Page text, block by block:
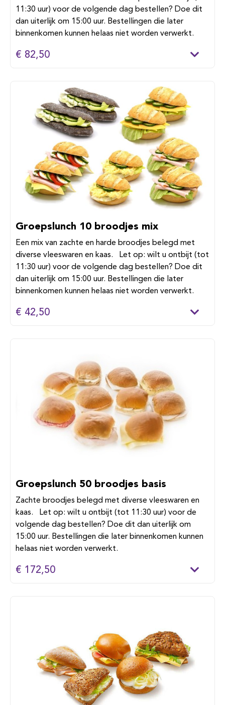
11:30 uur) voor de volgende dag bestellen? Doe dit
dan uiterlijk om 15:00 uur. Bestellingen die later
binnenkomen kunnen helaas niet worden verwerkt.
€ 82,50
Groepslunch 10 broodjes mix
Een mix van zachte en harde broodjes belegd met
diverse vleeswaren en kaas. Let op: wilt u ontbijt (tot
11:30 uur) voor de volgende dag bestellen? Doe dit
dan uiterlijk om 15:00 uur. Bestellingen die later
binnenkomen kunnen helaas niet worden verwerkt.
€ 42,50
Groepslunch 50 broodjes basis
Zachte broodjes belegd met diverse vleeswaren en
kaas. Let op: wilt u ontbijt (tot 11:30 uur) voor de
volgende dag bestellen? Doe dit dan uiterlijk om
15:00 uur. Bestellingen die later binnenkomen kunnen
helaas niet worden verwerkt.
€ 172,50